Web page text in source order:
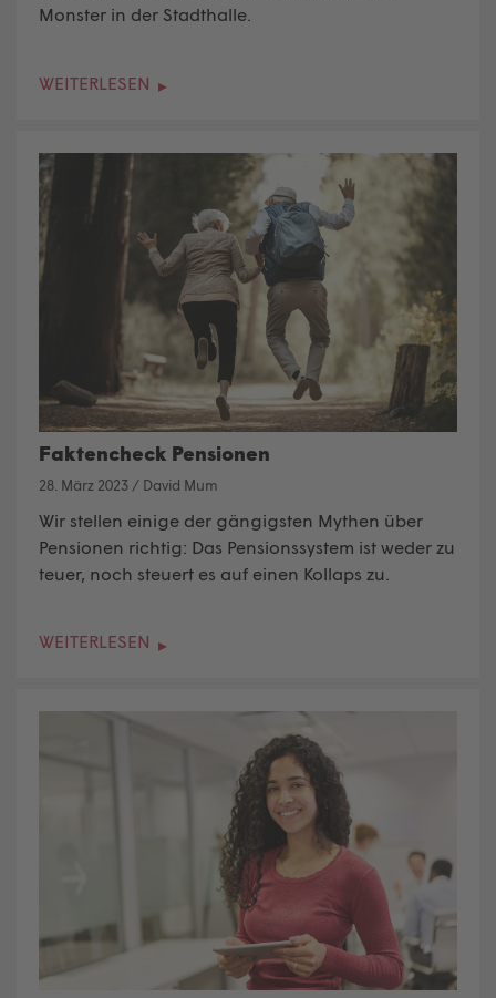
Monster in der Stadthalle.
WEITERLESEN
Faktencheck Pensionen
28. März 2023 / David Mum
Wir stellen einige der gängigsten Mythen über
Pensionen richtig: Das Pensionssystem ist weder zu
teuer, noch steuert es auf einen Kollaps zu.
WEITERLESEN